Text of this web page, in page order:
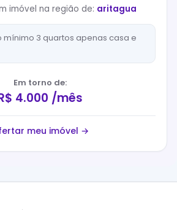
imóvel na região de: aritagua
mínimo 3 quartos apenas casa e
Em torno de:
4.000 /mês
meu imóvel →